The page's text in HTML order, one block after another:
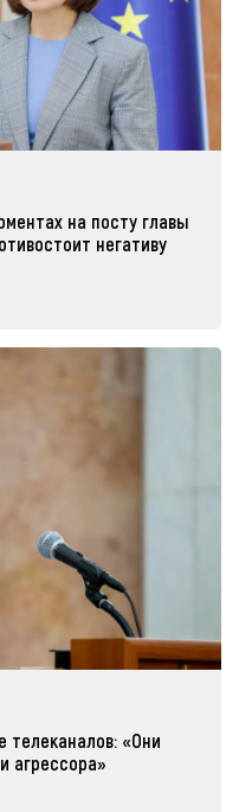
на посту главы
негативу
телеканалов: «Они
агрессора»